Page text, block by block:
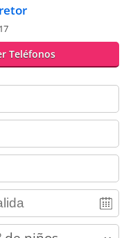
Teléfonos